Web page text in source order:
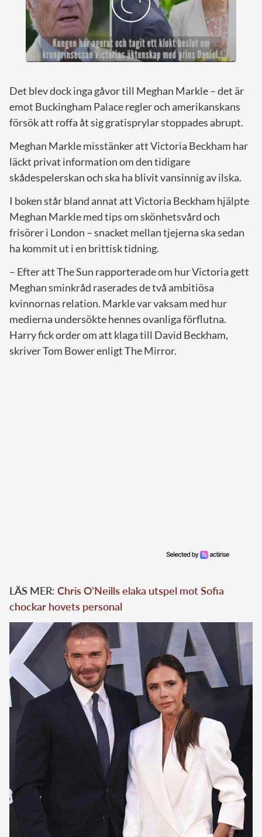
Det blev dock inga gåvor till Meghan Markle – det är
emot Buckingham Palace regler och amerikanskans
försök att roffa åt sig gratisprylar stoppades abrupt.
Meghan Markle misstänker att Victoria Beckham har
läckt privat information om den tidigare
skådespelerskan och ska ha blivit vansinnig av ilska.
I boken står bland annat att Victoria Beckham hjälpte
Meghan Markle med tips om skönhetsvård och
frisörer i London – snacket mellan tjejerna ska sedan
ha kommit ut i en brittisk tidning.
– Efter att The Sun rapporterade om hur Victoria gett
Meghan sminkråd raserades de två ambitiösa
kvinnornas relation. Markle var vaksam med hur
medierna undersökte hennes ovanliga förflutna.
Harry fick order om att klaga till David Beckham,
skriver Tom Bower enligt The Mirror.
LÄS MER: Chris O’Neills elaka utspel mot Sofia
chockar hovets personal